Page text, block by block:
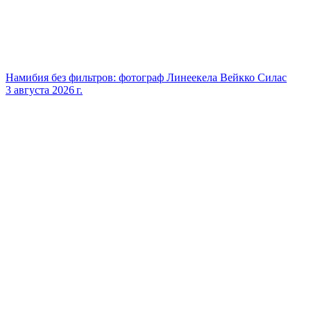
Намибия без фильтров: фотограф Линеекела Вейкко Силас
3 августа 2026 г.